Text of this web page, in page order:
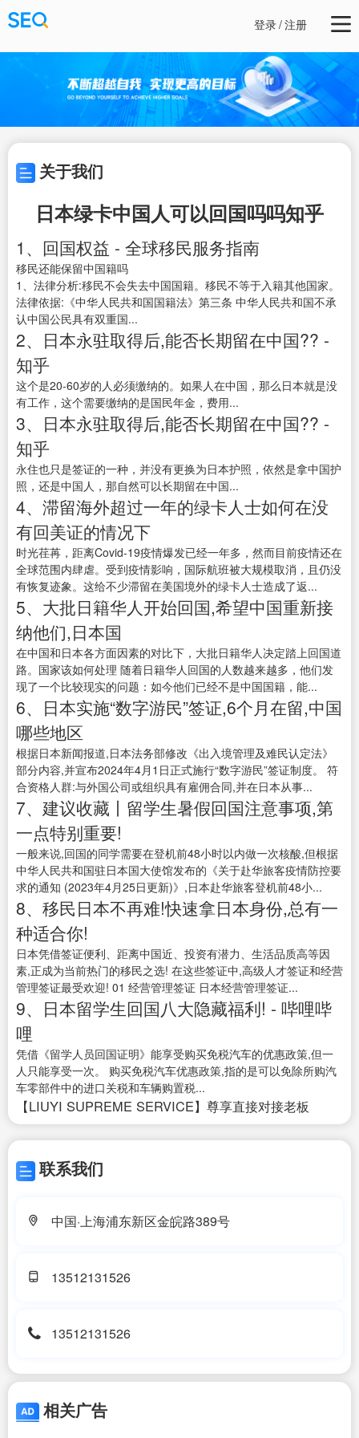
登录/注册
关于我们
日本绿卡中国人可以回国吗吗知乎
1、回国权益 - 全球移民服务指南
移民还能保留中国籍吗
1、法律分析:移民不会失去中国国籍。移民不等于入籍其他国家。
法律依据:《中华人民共和国国籍法》第三条 中华人民共和国不承
认中国公民具有双重国...
2、日本永驻取得后,能否长期留在中国?? -
知乎
这个是20-60岁的人必须缴纳的。如果人在中国，那么日本就是没
有工作，这个需要缴纳的是国民年金，费用...
3、日本永驻取得后,能否长期留在中国?? -
知乎
永住也只是签证的一种，并没有更换为日本护照，依然是拿中国护
照，还是中国人，那自然可以长期留在中国...
4、滞留海外超过一年的绿卡人士如何在没
有回美证的情况下
时光荏苒，距离Covid-19疫情爆发已经一年多，然而目前疫情还在
全球范围内肆虐。受到疫情影响，国际航班被大规模取消，且仍没
有恢复迹象。这给不少滞留在美国境外的绿卡人士造成了返...
5、大批日籍华人开始回国,希望中国重新接
纳他们,日本国
在中国和日本各方面因素的对比下，大批日籍华人决定踏上回国道
路。国家该如何处理 随着日籍华人回国的人数越来越多，他们发
现了一个比较现实的问题：如今他们已经不是中国国籍，能...
6、日本实施“数字游民”签证,6个月在留,中国
哪些地区
根据日本新闻报道,日本法务部修改《出入境管理及难民认定法》
部分内容,并宣布2024年4月1日正式施行“数字游民”签证制度。 符
合资格人群:与外国公司或组织具有雇佣合同,并在日本从事...
7、建议收藏丨留学生暑假回国注意事项,第
一点特别重要!
一般来说,回国的同学需要在登机前48小时以内做一次核酸,但根据
中华人民共和国驻日本国大使馆发布的《关于赴华旅客疫情防控要
求的通知 (2023年4月25日更新)》,日本赴华旅客登机前48小...
8、移民日本不再难!快速拿日本身份,总有一
种适合你!
日本凭借签证便利、距离中国近、投资有潜力、生活品质高等因
素,正成为当前热门的移民之选! 在这些签证中,高级人才签证和经营
管理签证最受欢迎! 01 经营管理签证 日本经营管理签证...
9、日本留学生回国八大隐藏福利! - 哔哩哔
哩
凭借《留学人员回国证明》能享受购买免税汽车的优惠政策,但一
人只能享受一次。 购买免税汽车优惠政策,指的是可以免除所购汽
车零部件中的进口关税和车辆购置税...
【LIUYI SUPREME SERVICE】尊享直接对接老板
联系我们
中国·上海浦东新区金皖路389号
13512131526
13512131526
相关广告